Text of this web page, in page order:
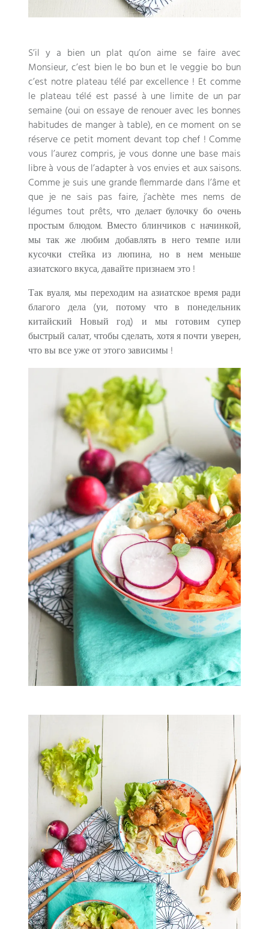
S’il y a bien un plat qu’on aime se faire avec
Monsieur, c’est bien le bo bun et le veggie bo bun
c’est notre plateau télé par excellence ! Et comme
le plateau télé est passé à une limite de un par
semaine (oui on essaye de renouer avec les bonnes
habitudes de manger à table),en ce moment on se
réserve ce petit moment devant top chef ! Comme
vous l’aurez compris,je vous donne une base mais
libre à vous de l’adapter à vos envies et aux saisons.
Comme je suis une grande flemmarde dans l’âme et
que je ne sais pas faire,j’achète mes nems de
légumes tout prêts, что делает булочку бо очень
простым блюдом. Вместо блинчиков с начинкой,
мы так же любим добавлять в него темпе или
кусочки стейка из люпина, но в нем меньше
азиатского вкуса, давайте признаем это !
Так вуаля, мы переходим на азиатское время ради
благого дела (уи, потому что в понедельник
китайский Новый год) и мы готовим супер
быстрый салат, чтобы сделать, хотя я почти уверен,
что вы все уже от этого зависимы !